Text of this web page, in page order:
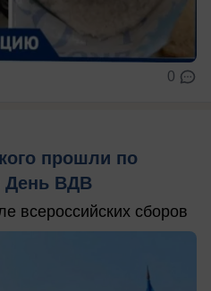
0
прошли по
День ВДВ
всероссийских сборов